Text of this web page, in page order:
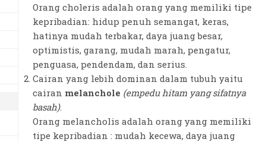
Orang choleris adalah orang yang memiliki tipe
kepribadian: hidup penuh semangat, keras,
hatinya mudah terbakar, daya juang besar,
optimistis, garang, mudah marah, pengatur,
penguasa, pendendam, dan serius.
Cairan yang lebih dominan dalam tubuh yaitu
cairan melanchole (empedu hitam yang sifatnya
basah).
Orang melancholis adalah orang yang memiliki
tipe kepribadian : mudah kecewa, daya juang